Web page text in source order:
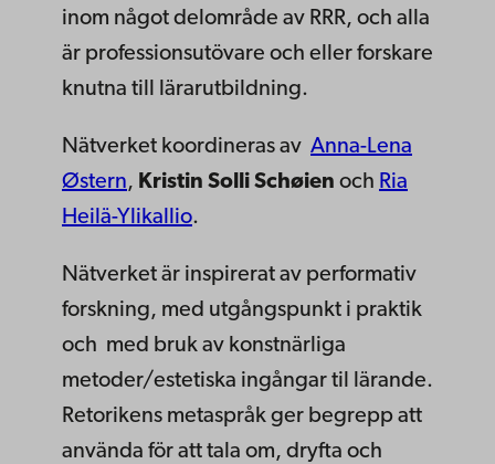
inom något delområde av RRR, och alla
är professionsutövare och eller forskare
knutna till lärarutbildning.
Nätverket koordineras av Anna-Lena
Østern, Kristin Solli Schøien och Ria
Heilä-Ylikallio.
Nätverket är inspirerat av performativ
forskning, med utgångspunkt i praktik
och med bruk av konstnärliga
metoder/estetiska ingångar til lärande.
Retorikens metaspråk ger begrepp att
använda för att tala om, dryfta och